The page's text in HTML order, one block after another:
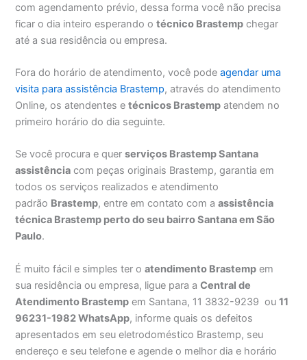
com agendamento prévio, dessa forma você não precisa
ficar o dia inteiro esperando otécnico Brastemp chegar
até a sua residência ou empresa.
Fora do horário de atendimento, você podeagendar uma
visita para assistência Brastemp, através do atendimento
Online, os atendentes etécnicos Brastemp atendem no
primeiro horário do dia seguinte.
Se você procura e querserviços Brastemp Santana
assistência com peças originais Brastemp, garantia em
todos os serviços realizados e atendimento
padrão Brastemp, entre em contato com aassistência
técnica Brastemp perto do seu bairro Santana em São
Paulo.
É muito fácil e simples ter oatendimento Brastemp em
sua residência ou empresa, ligue para aCentral de
Atendimento Brastemp em Santana, 11 3832-9239 ou11
96231-1982 WhatsApp, informe quais os defeitos
apresentados em seu eletrodoméstico Brastemp, seu
endereço e seu telefone e agende o melhor dia e horário